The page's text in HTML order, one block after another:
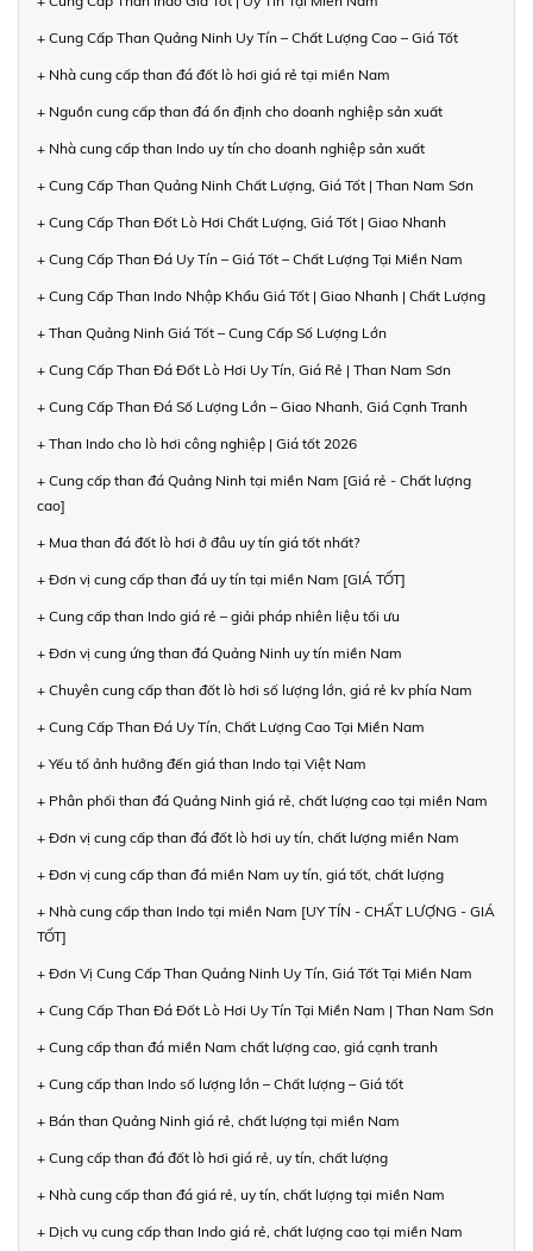
+ Cung Cấp Than Quảng Ninh Uy Tín – Chất Lượng Cao – Giá Tốt
+ Nhà cung cấp than đá đốt lò hơi giá rẻ tại miền Nam
+ Nguồn cung cấp than đá ổn định cho doanh nghiệp sản xuất
+ Nhà cung cấp than Indo uy tín cho doanh nghiệp sản xuất
+ Cung Cấp Than Quảng Ninh Chất Lượng, Giá Tốt | Than Nam Sơn
+ Cung Cấp Than Đốt Lò Hơi Chất Lượng, Giá Tốt | Giao Nhanh
+ Cung Cấp Than Đá Uy Tín – Giá Tốt – Chất Lượng Tại Miền Nam
+ Cung Cấp Than Indo Nhập Khẩu Giá Tốt | Giao Nhanh | Chất Lượng
+ Than Quảng Ninh Giá Tốt – Cung Cấp Số Lượng Lớn
+ Cung Cấp Than Đá Đốt Lò Hơi Uy Tín, Giá Rẻ | Than Nam Sơn
+ Cung Cấp Than Đá Số Lượng Lớn – Giao Nhanh, Giá Cạnh Tranh
+ Than Indo cho lò hơi công nghiệp | Giá tốt 2026
+ Cung cấp than đá Quảng Ninh tại miền Nam [Giá rẻ - Chất lượng
cao]
+ Mua than đá đốt lò hơi ở đâu uy tín giá tốt nhất?
+ Đơn vị cung cấp than đá uy tín tại miền Nam [GIÁ TỐT]
+ Cung cấp than Indo giá rẻ – giải pháp nhiên liệu tối ưu
+ Đơn vị cung ứng than đá Quảng Ninh uy tín miền Nam
+ Chuyên cung cấp than đốt lò hơi số lượng lớn, giá rẻ kv phía Nam
+ Cung Cấp Than Đá Uy Tín, Chất Lượng Cao Tại Miền Nam
+ Yếu tố ảnh hưởng đến giá than Indo tại Việt Nam
+ Phân phối than đá Quảng Ninh giá rẻ, chất lượng cao tại miền Nam
+ Đơn vị cung cấp than đá đốt lò hơi uy tín, chất lượng miền Nam
+ Đơn vị cung cấp than đá miền Nam uy tín, giá tốt, chất lượng
+ Nhà cung cấp than Indo tại miền Nam [UY TÍN - CHẤT LƯỢNG - GIÁ
TỐT]
+ Đơn Vị Cung Cấp Than Quảng Ninh Uy Tín, Giá Tốt Tại Miền Nam
+ Cung Cấp Than Đá Đốt Lò Hơi Uy Tín Tại Miền Nam | Than Nam Sơn
+ Cung cấp than đá miền Nam chất lượng cao, giá cạnh tranh
+ Cung cấp than Indo số lượng lớn – Chất lượng – Giá tốt
+ Bán than Quảng Ninh giá rẻ, chất lượng tại miền Nam
+ Cung cấp than đá đốt lò hơi giá rẻ, uy tín, chất lượng
+ Nhà cung cấp than đá giá rẻ, uy tín, chất lượng tại miền Nam
+ Dịch vụ cung cấp than Indo giá rẻ, chất lượng cao tại miền Nam